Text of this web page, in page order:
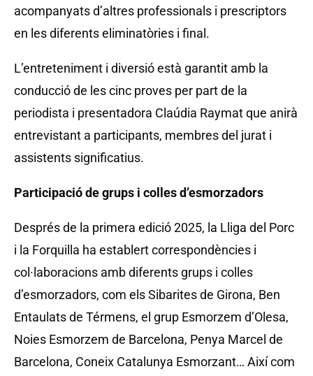
acompanyats d’altres professionals i prescriptors
en les diferents eliminatòries i final.
L’entreteniment i diversió està garantit amb la
conducció de les cinc proves per part de la
periodista i presentadora Claúdia Raymat que anirà
entrevistant a participants, membres del jurat i
assistents significatius.
Participació de grups i colles d’esmorzadors
Després de la primera edició 2025, la Lliga del Porc
i la Forquilla ha establert correspondències i
col·laboracions amb diferents grups i colles
d’esmorzadors, com els Sibarites de Girona, Ben
Entaulats de Térmens, el grup Esmorzem d’Olesa,
Noies Esmorzem de Barcelona, Penya Marcel de
Barcelona, Coneix Catalunya Esmorzant… Així com